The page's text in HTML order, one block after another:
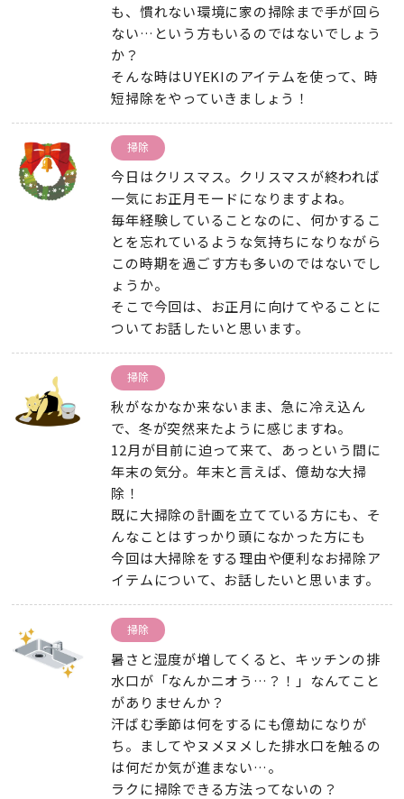
も、慣れない環境に家の掃除まで手が回ら
ない…という方もいるのではないでしょう
か？
そんな時はUYEKIのアイテムを使って、時
短掃除をやっていきましょう！
掃除
今日はクリスマス。クリスマスが終われば
一気にお正月モードになりますよね。
毎年経験していることなのに、何かするこ
とを忘れているような気持ちになりながら
この時期を過ごす方も多いのではないでし
ょうか。
そこで今回は、お正月に向けてやることに
ついてお話したいと思います。
掃除
秋がなかなか来ないまま、急に冷え込ん
で、冬が突然来たように感じますね。
12月が目前に迫って来て、あっという間に
年末の気分。年末と言えば、億劫な大掃
除！
既に大掃除の計画を立てている方にも、そ
んなことはすっかり頭になかった方にも
今回は大掃除をする理由や便利なお掃除ア
イテムについて、お話したいと思います。
掃除
暑さと湿度が増してくると、キッチンの排
水口が「なんかニオう…？！」なんてこと
がありませんか？
汗ばむ季節は何をするにも億劫になりが
ち。ましてやヌメヌメした排水口を触るの
は何だか気が進まない…。
ラクに掃除できる方法ってないの？